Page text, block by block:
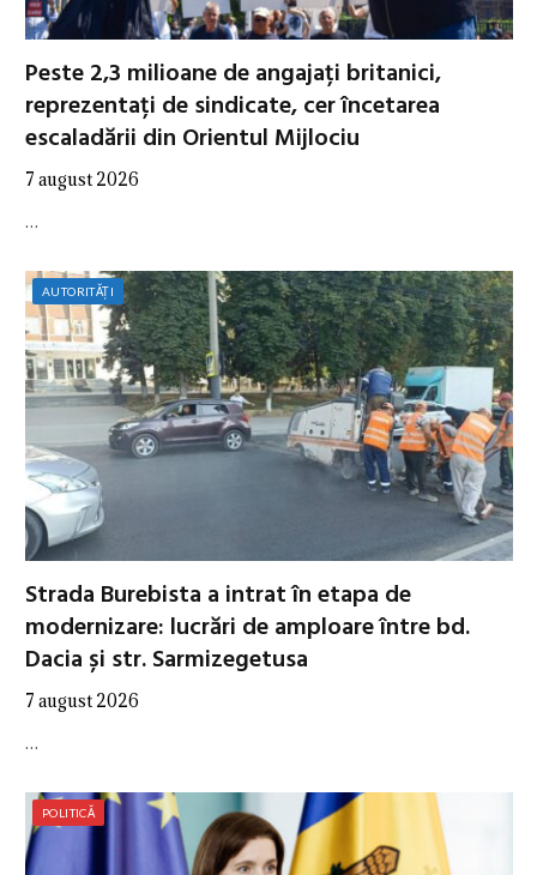
Peste 2,3 milioane de angajați britanici,
reprezentați de sindicate, cer încetarea
escaladării din Orientul Mijlociu
7 august 2026
…
AUTORITĂȚI
Strada Burebista a intrat în etapa de
modernizare: lucrări de amploare între bd.
Dacia și str. Sarmizegetusa
7 august 2026
…
POLITICĂ